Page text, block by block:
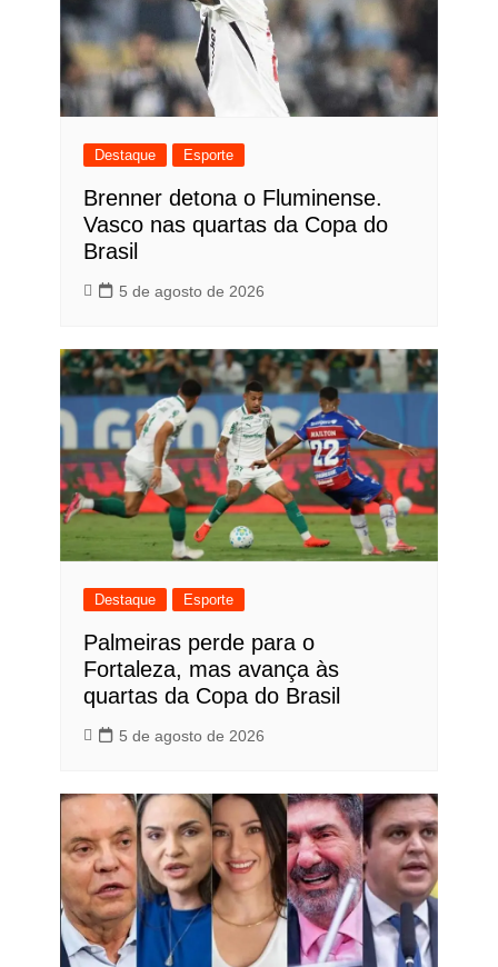
Destaque Esporte
Brenner detona o Fluminense.
Vasco nas quartas da Copa do
Brasil
5 de agosto de 2026
Destaque Esporte
Palmeiras perde para o
Fortaleza, mas avança às
quartas da Copa do Brasil
5 de agosto de 2026